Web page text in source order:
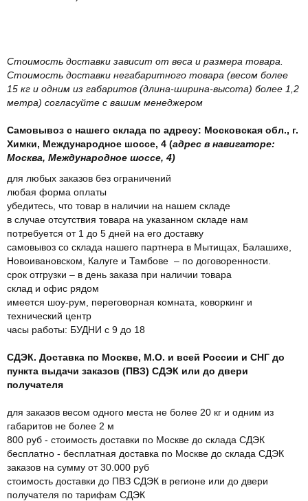
Стоимость доставки зависит от веса и размера товара.
Стоимость доставки негабаритного товара (весом более
15 кг и одним из габаритов (длина-ширина-высота) более 1,2
метра) согласуйте с вашим менеджером
Самовывоз с нашего склада по адресу: Московская обл., г.
Химки, Международное шоссе, 4 (адрес в навигаторе:
Москва, Международное шоссе, 4)
для любых заказов без ограничений
любая форма оплаты
убедитесь, что товар в наличии на нашем складе
в случае отсутствия товара на указанном складе нам
потребуется от 1 до 5 дней на его доставку
самовывоз со склада нашего партнера в Мытищах, Балашихе,
Новоивановском, Калуге и Тамбове – по договоренности.
срок отгрузки – в день заказа при наличии товара
склад и офис рядом
имеется шоу-рум, переговорная комната, коворкинг и
технический центр
часы работы: БУДНИ с 9 до 18
СДЭК. Доставка по Москве, М.О. и всей России и СНГ до
пункта выдачи заказов (ПВЗ) СДЭК или до двери
получателя
для заказов весом одного места не более 20 кг и одним из
габаритов не более 2 м
800 руб - стоимость доставки по Москве до склада СДЭК
бесплатно - бесплатная доставка по Москве до склада СДЭК
заказов на сумму от 30.000 руб
стоимость доставки до ПВЗ СДЭК в регионе или до двери
получателя по тарифам СДЭК